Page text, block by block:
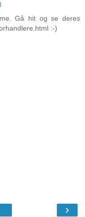
Gå hit og se deres
:-)
›